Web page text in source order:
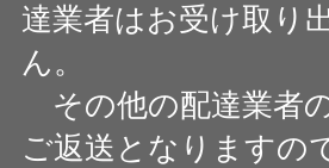
達業者はお受け取り
ん。
その他の配達業者
ご返送となりますの